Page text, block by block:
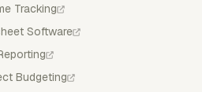
Tracking
Software
Budgeting